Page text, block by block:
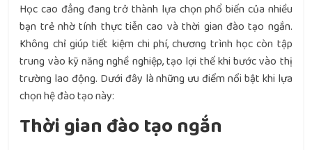
Học cao đẳng đang trở thành lựa chọn phổ biến của nhiều
bạn trẻ nhờ tính thực tiễn cao và thời gian đào tạo ngắn.
Không chỉ giúp tiết kiệm chi phí, chương trình học còn tập
trung vào kỹ năng nghề nghiệp, tạo lợi thế khi bước vào thị
trường lao động. Dưới đây là những ưu điểm nổi bật khi lựa
chọn hệ đào tạo này:
Thời gian đào tạo ngắn